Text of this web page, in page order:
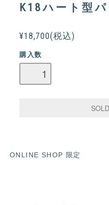
K18ハート型
¥18,700(税込)
購入数
ONLINE SHOP 限定